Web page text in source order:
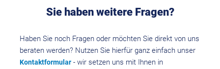
Sie haben weitere Fragen?
Haben Sie noch Fragen oder möchten Sie direkt von uns
beraten werden? Nutzen Sie hierfür ganz einfach unser
Kontaktformular - wir setzen uns mit Ihnen in